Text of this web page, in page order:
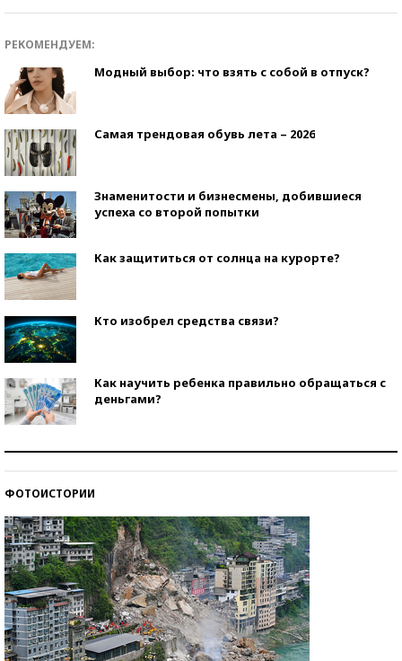
РЕКОМЕНДУЕМ:
Модный выбор: что взять с собой в отпуск?
Самая трендовая обувь лета – 2026
Знаменитости и бизнесмены, добившиеся
успеха со второй попытки
Как защититься от солнца на курорте?
Кто изобрел средства связи?
Как научить ребенка правильно обращаться с
деньгами?
ФОТОИСТОРИИ